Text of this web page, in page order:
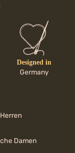
Designed in
Germany
Damen